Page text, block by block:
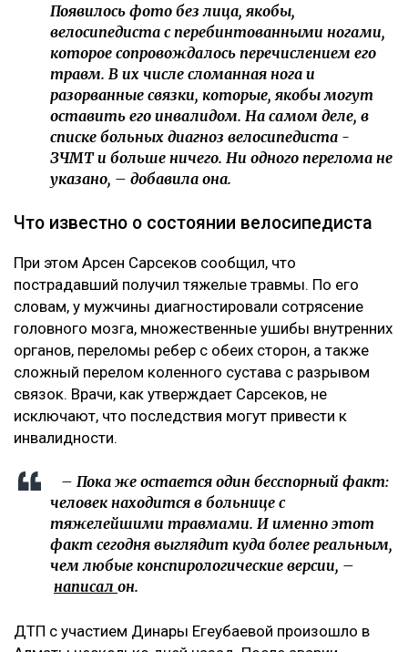
Появилось фото без лица, якобы,
велосипедиста с перебинтованными ногами,
которое сопровождалось перечислением его
травм. В их числе сломанная нога и
разорванные связки, которые, якобы могут
оставить его инвалидом. На самом деле, в
списке больных диагноз велосипедиста -
ЗЧМТ и больше ничего. Ни одного перелома не
указано, – добавила она.
Что известно о состоянии велосипедиста
При этом Арсен Сарсеков сообщил, что
пострадавший получил тяжелые травмы. По его
словам, у мужчины диагностировали сотрясение
головного мозга, множественные ушибы внутренних
органов, переломы ребер с обеих сторон, а также
сложный перелом коленного сустава с разрывом
связок. Врачи, как утверждает Сарсеков, не
исключают, что последствия могут привести к
инвалидности.
– Пока же остается один бесспорный факт:
человек находится в больнице с
тяжелейшими травмами. И именно этот
факт сегодня выглядит куда более реальным,
чем любые конспирологические версии, –
написал он.
ДТП с участием Динары Егеубаевой произошло в